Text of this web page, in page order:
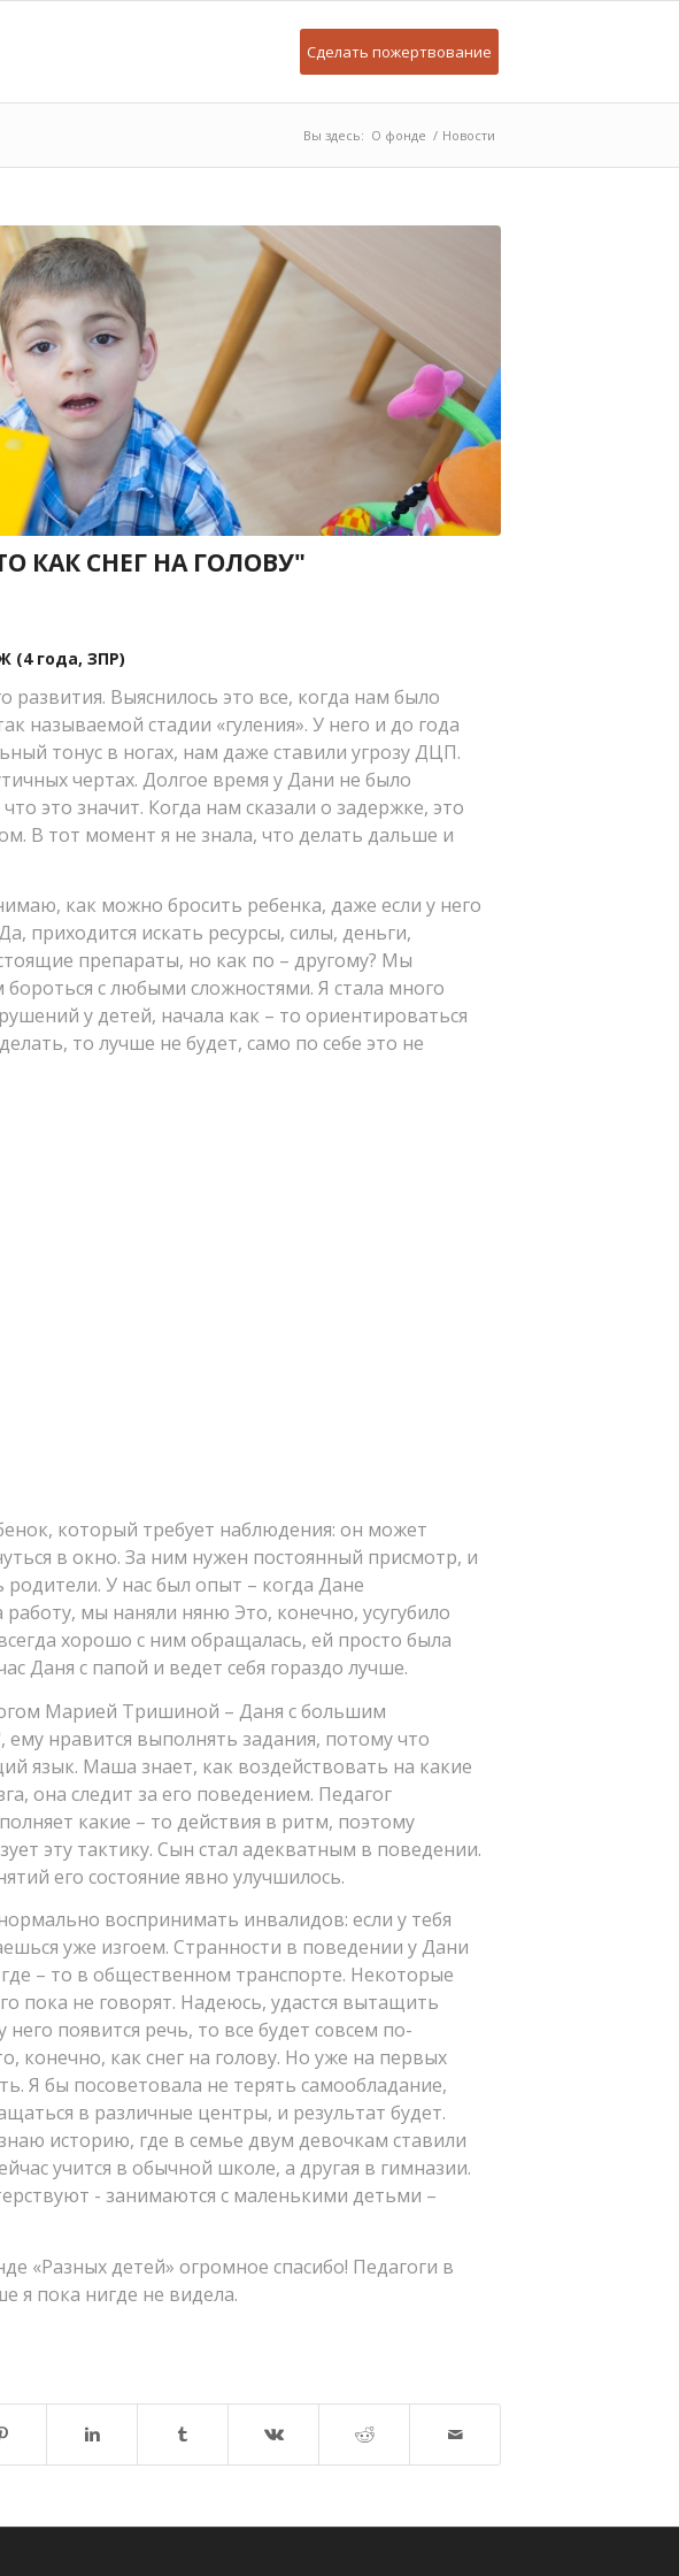
Сделать пожертвование
Вы здесь: О фонде / Новости
КАК СНЕГ НА ГОЛОВУ"
(4 года, ЗПР)
развития. Выяснилось это все, когда нам было
называемой стадии «гуления». У него и до года
тонус в ногах, нам даже ставили угрозу ДЦП.
чертах. Долгое время у Дани не было
это значит. Когда нам сказали о задержке, это
В тот момент я не знала, что делать дальше и
как можно бросить ребенка, даже если у него
приходится искать ресурсы, силы, деньги,
препараты, но как по – другому? Мы
с любыми сложностями. Я стала много
у детей, начала как – то ориентироваться
то лучше не будет, само по себе это не
который требует наблюдения: он может
в окно. За ним нужен постоянный присмотр, и
родители. У нас был опыт – когда Дане
мы наняли няню Это, конечно, усугубило
хорошо с ним обращалась, ей просто была
Даня с папой и ведет себя гораздо лучше.
Марией Тришиной – Даня с большим
ему нравится выполнять задания, потому что
язык. Маша знает, как воздействовать на какие
она следит за его поведением. Педагог
какие – то действия в ритм, поэтому
эту тактику. Сын стал адекватным в поведении.
его состояние явно улучшилось.
воспринимать инвалидов: если у тебя
уже изгоем. Странности в поведении у Дани
– то в общественном транспорте. Некоторые
пока не говорят. Надеюсь, удастся вытащить
него появится речь, то все будет совсем по-
конечно, как снег на голову. Но уже на первых
Я бы посоветовала не терять самообладание,
в различные центры, и результат будет.
историю, где в семье двум девочкам ставили
учится в обычной школе, а другая в гимназии.
- занимаются с маленькими детьми –
«Разных детей» огромное спасибо! Педагоги в
я пока нигде не видела.